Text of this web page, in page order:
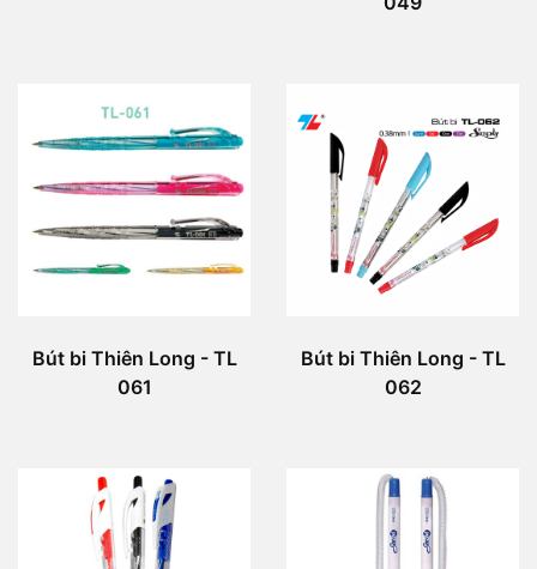
Bút bi Thiên Long - TL
061
Bút bi Thiên Long - TL
062